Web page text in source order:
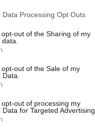
this website/app uses one
visit or usage behaviour.
consent to Google and its
for below specified purposes
Data Processing Opt Outs
opt-out of the Sharing of my
opt-out of the Sale of my
opt-out of processing my
Data for Targeted Advertising.